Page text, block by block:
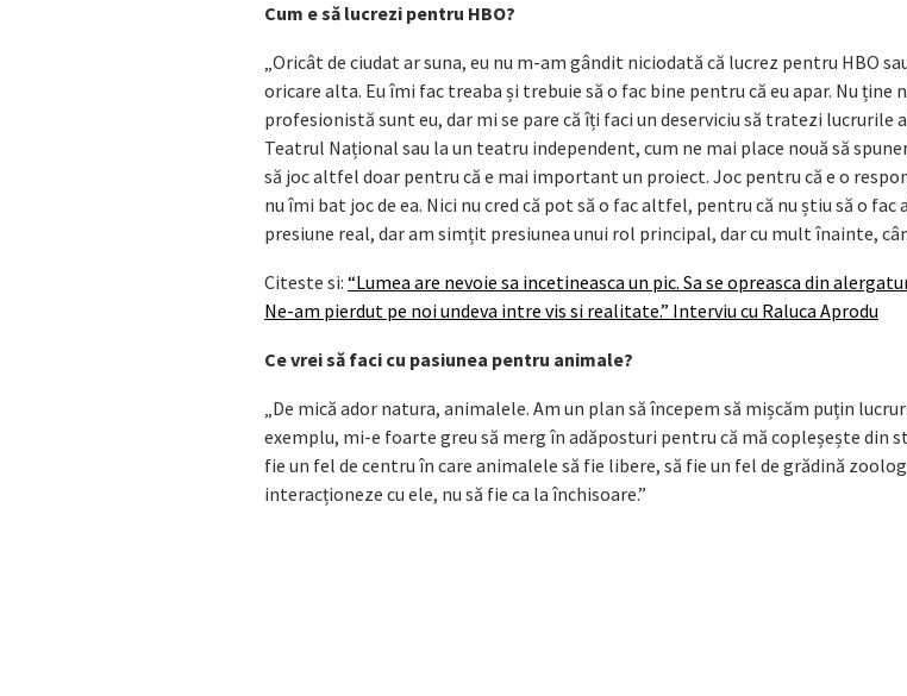
Cum e să lucrezi pentru HBO?
„Oricât de ciudat ar suna, eu nu m-am gândit niciodată că lucrez pentru HBO
oricare alta. Eu îmi fac treaba și trebuie să o fac bine pentru că eu apar. Nu ține
profesionistă sunt eu, dar mi se pare că îți faci un deserviciu să tratezi
Teatrul Național sau la un teatru independent, cum ne mai place nouă să
să joc altfel doar pentru că e mai important un proiect. Joc pentru că e o
nu îmi bat joc de ea. Nici nu cred că pot să o fac altfel, pentru că nu știu să o
presiune real, dar am simțit presiunea unui rol principal, dar cu mult înainte,
Citeste si:“Lumea are nevoie sa incetineasca un pic. Sa se opreasca din
Ne-am pierdut pe noi undeva intre vis si realitate.” Interviu cu Raluca Aprodu
Ce vrei să faci cu pasiunea pentru animale?
„De mică ador natura, animalele. Am un plan să începem să mișcăm puțin
exemplu, mi-e foarte greu să merg în adăposturi pentru că mă copleșește din
fie un fel de centru în care animalele să fie libere, să fie un fel de grădină
interacționeze cu ele, nu să fie ca la închisoare.”